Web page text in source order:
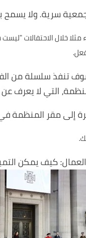
سرية. ولا يسمح
خلال الاحتفالات
.
سلسلة من
التي لا يعرف
إلى مقر المنظمة
.
كيف يمكن